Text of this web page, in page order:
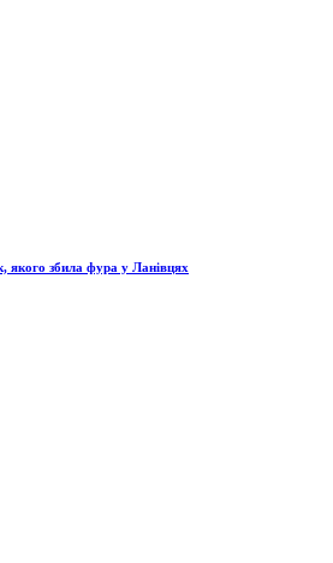
якого збила фура у Ланівцях